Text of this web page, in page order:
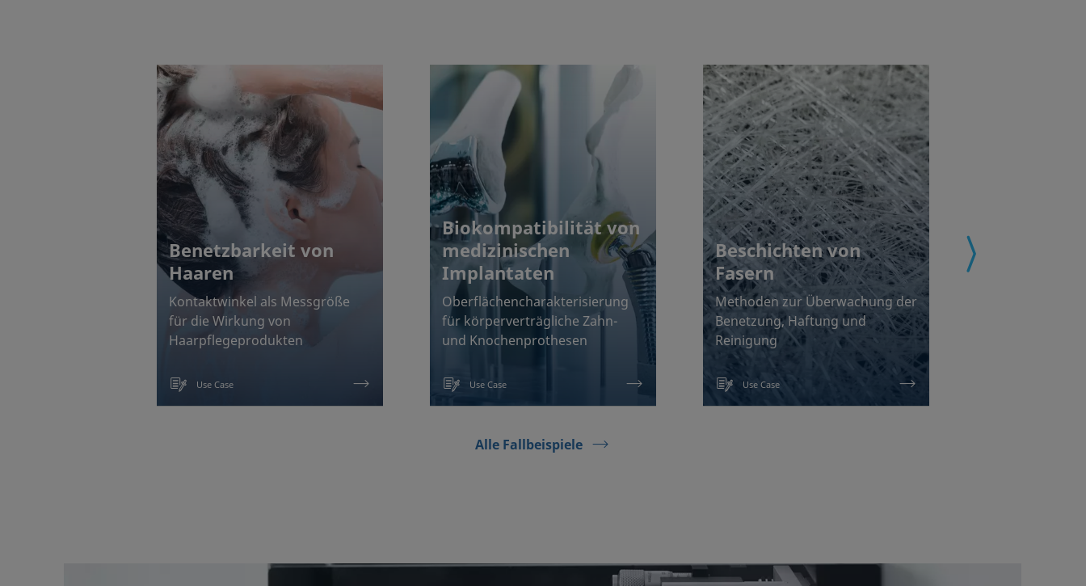
Benetzbarkeit von
Haaren
Kontaktwinkel als Messgröße
für die Wirkung von
Haarpflegeprodukten
Use Case
Biokompatibilität von
medizinischen
Implantaten
Oberflächencharakterisierung
für körperverträgliche Zahn-
und Knochenprothesen
Use Case
Beschichten von
Fasern
Methoden zur Überwachung der
Benetzung, Haftung und
Reinigung
Use Case
Alle Fallbeispiele